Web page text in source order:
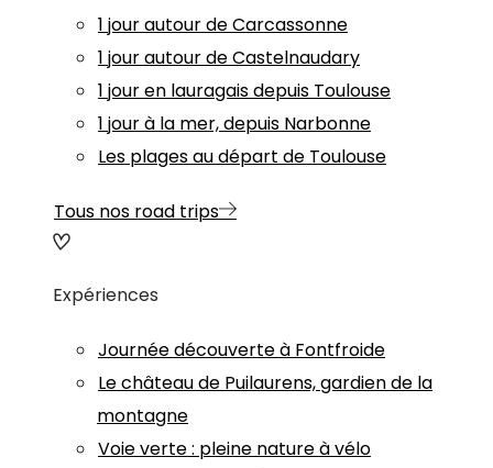
1 jour autour de Carcassonne
1 jour autour de Castelnaudary
1 jour en lauragais depuis Toulouse
1 jour à la mer, depuis Narbonne
Les plages au départ de Toulouse
Tous nos road trips
Expériences
Journée découverte à Fontfroide
Le château de Puilaurens, gardien de la
montagne
Voie verte : pleine nature à vélo